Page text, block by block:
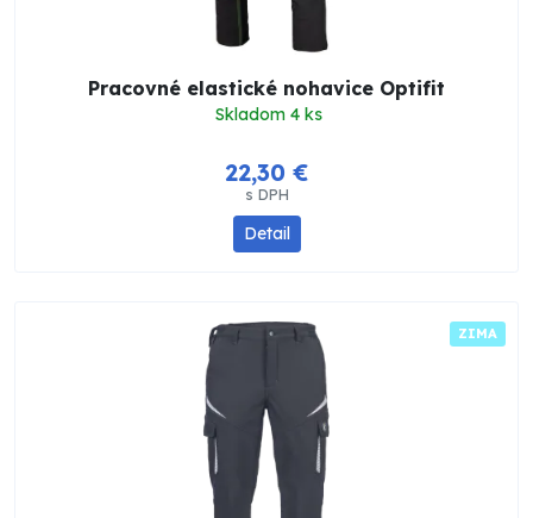
Pracovné elastické nohavice Optifit
Skladom 4 ks
22,30 €
s DPH
Detail
ZIMA